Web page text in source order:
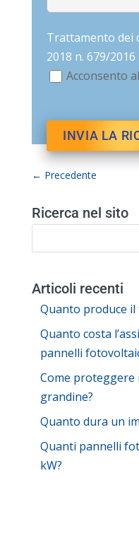
Trattamento dei
2018 n. 679/2016
Acconsento
← Precedente
Ricerca nel sito
Articoli recenti
Quanto produce
Quanto costa
pannelli
Come proteggere
grandine?
Quanto dura un
Quanti pannelli
kW?